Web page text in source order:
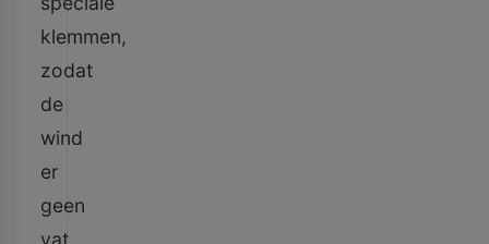
klemmen,
zodat
de
wind
er
geen
vat